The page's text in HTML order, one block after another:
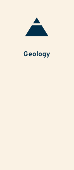
Geology